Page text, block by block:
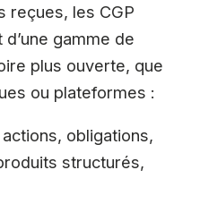
reçues, les CGP
gamme de
plus ouverte, que
ou plateformes :
obligations,
structurés,